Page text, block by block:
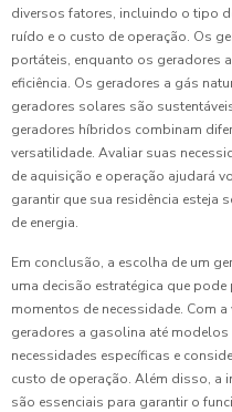
diversos fatores, incluindo o tipo
ruído e o custo de operação. Os
portáteis, enquanto os geradores
eficiência. Os geradores a gás
geradores solares são
geradores híbridos combinam
versatilidade. Avaliar suas
de aquisição e operação ajudará
garantir que sua residência esteja
de energia.
Em conclusão, a escolha de um
uma decisão estratégica que
momentos de necessidade. Com
geradores a gasolina até
necessidades específicas e
custo de operação. Além disso, a
são essenciais para garantir o